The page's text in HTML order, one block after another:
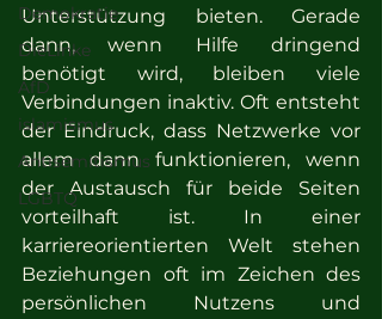
Demokratie
DieLinke
AfD
islamismus
Antisemitismus
LGBTQ
Unterstützung bieten. Gerade
dann, wenn Hilfe dringend
benötigt wird, bleiben viele
Verbindungen inaktiv. Oft entsteht
der Eindruck, dass Netzwerke vor
allem dann funktionieren, wenn
der Austausch für beide Seiten
vorteilhaft ist. In einer
karriereorientierten Welt stehen
Beziehungen oft im Zeichen des
persönlichen Nutzens und